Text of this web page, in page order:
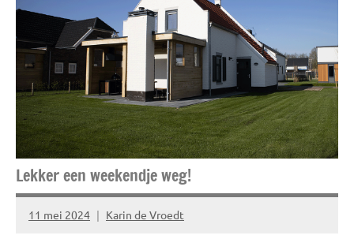
Huisdieren
Lifestyle
Lekker een weekendje weg!
11 mei 2024 Karin de Vroedt
Geen